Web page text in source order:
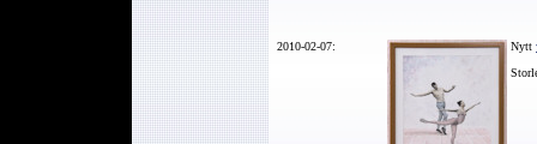
2010-02-07: Nytt